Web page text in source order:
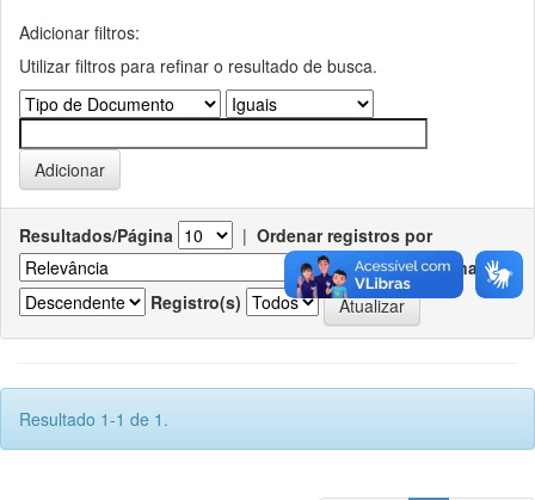
Adicionar filtros:
Utilizar filtros para refinar o resultado de busca.
Resultados/Página | Ordenar registros por
Ordenar
Registro(s)
Resultado 1-1 de 1.